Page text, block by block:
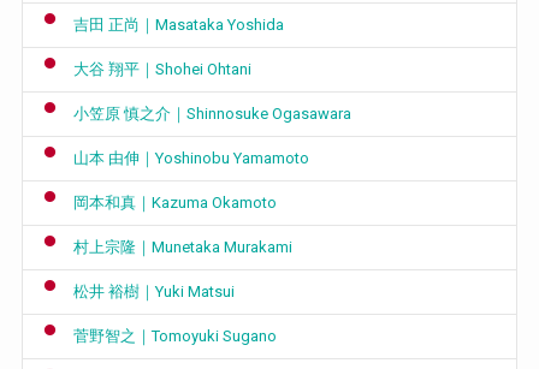
吉田 正尚｜Masataka Yoshida
大谷 翔平｜Shohei Ohtani
小笠原 慎之介｜Shinnosuke Ogasawara
山本 由伸｜Yoshinobu Yamamoto
岡本和真｜Kazuma Okamoto
村上宗隆｜Munetaka Murakami
松井 裕樹｜Yuki Matsui
菅野智之｜Tomoyuki Sugano